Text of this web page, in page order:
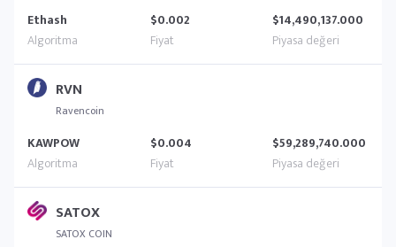
Ethash $0.002 $14,490,137.000
RVN
Ravencoin
KAWPOW $0.004 $59,289,740.000
SATOX
SATOX COIN